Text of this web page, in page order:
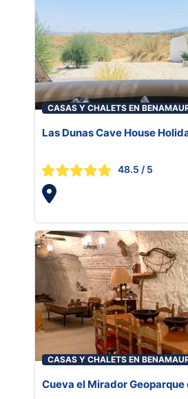
CASAS Y CHALETS EN
Las Dunas Cave House
48.5 / 5
CASAS Y CHALETS EN
Cueva el Mirador Geoparque